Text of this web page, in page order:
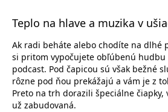
Teplo na hlave a muzika v
Ak radi beháte alebo chodíte na dlhé
si pritom vypočujete obľúbenú hudbu
podcast. Pod čapicou sú však bežné
rôzne pod ňou prekážajú a vám je z
Preto na trh dorazili špeciálne čiapky,
už zabudovaná.